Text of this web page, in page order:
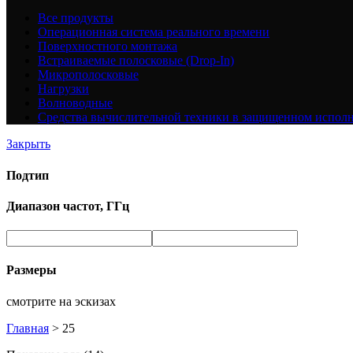
Все продукты
Операционная система реального времени
Поверхностного монтажа
Встраиваемые полосковые (Drop-In)
Микрополосковые
Нагрузки
Волноводные
Средства вычислительной техники в защищенном
Закрыть
Подтип
Диапазон частот, ГГц
Размеры
смотрите на эскизах
Главная > 25